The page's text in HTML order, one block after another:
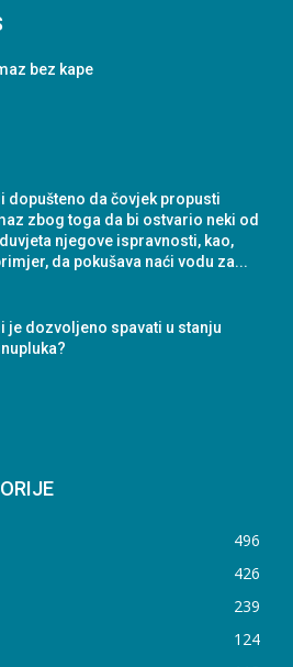
bez kape
dopušteno da čovjek propusti
zbog toga da bi ostvario neki od
njegove ispravnosti, kao,
da pokušava naći vodu za...
je dozvoljeno spavati u stanju
496
426
239
124